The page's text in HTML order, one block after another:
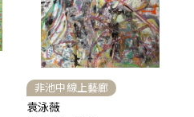
非池中線上藝廊
袁泳薇